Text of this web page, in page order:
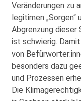
Veränderungen zu
legitimen
Abgrenzung
ist schwierig.
von
besonders dazu
und Prozessen
Die